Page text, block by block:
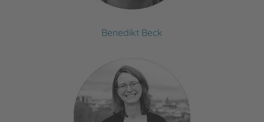
Benedikt Beck